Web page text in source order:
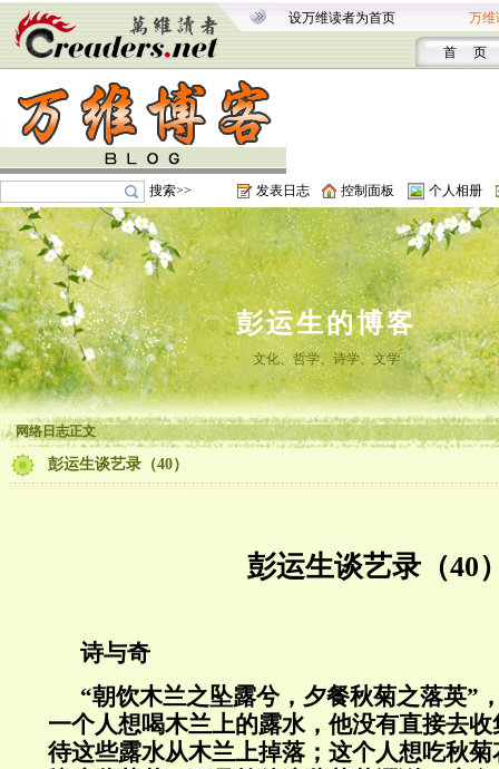
设万维读者为首页 万维
首 页
搜索>> 发表日志 控制面板 个人相册
彭运生的博客
文化、哲学、诗学、文学
网络日志正文
彭运生谈艺录（40）
彭运生谈艺录（40
诗与奇
“朝饮木兰之坠露兮，夕餐秋菊之落英”
一个人想喝木兰上的露水，他没有直接去
待这些露水从木兰上掉落；这个人想吃秋